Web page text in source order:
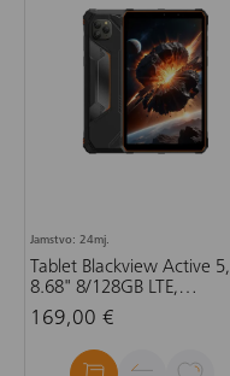
Jamstvo: 24mj.
Tablet Blackview Active 5,
8.68" 8/128GB LTE,
narančasti (bez adaptera)
169,00 €